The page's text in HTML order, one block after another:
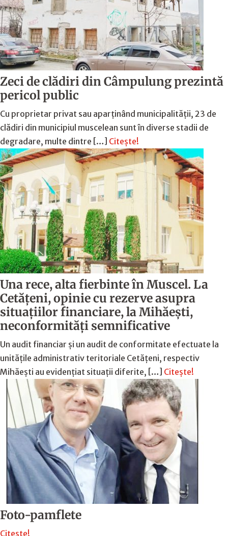
Zeci de clădiri din Câmpulung prezintă
pericol public
Cu proprietar privat sau aparținând municipalității, 23 de
clădiri din municipiul muscelean sunt în diverse stadii de
degradare, multe dintre […] Citește!
Una rece, alta fierbinte în Muscel. La
Cetăţeni, opinie cu rezerve asupra
situaţiilor financiare, la Mihăeşti,
neconformităţi semnificative
Un audit financiar și un audit de conformitate efectuate la
unitățile administrativ teritoriale Cetățeni, respectiv
Mihăești au evidențiat situații diferite, […] Citește!
Foto-pamflete
Citește!